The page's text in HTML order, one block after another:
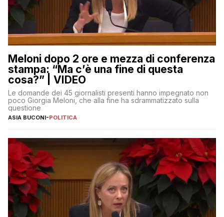
Meloni dopo 2 ore e mezza di conferenza
stampa: “Ma c’è una fine di questa
cosa?” | VIDEO
Le domande dei 45 giornalisti presenti hanno impegnato non
poco Giorgia Meloni, che alla fine ha sdrammatizzato sulla
questione
ASIA BUCONI-POLITICA